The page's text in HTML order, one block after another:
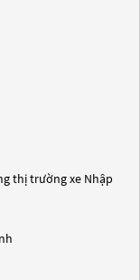
thị trường xe Nhập